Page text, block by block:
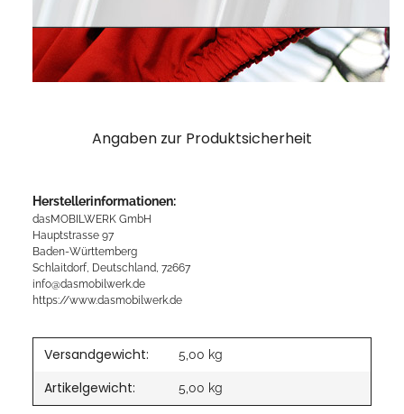
Angaben zur Produktsicherheit
Herstellerinformationen:
dasMOBILWERK GmbH
Hauptstrasse 97
Baden-Württemberg
Schlaitdorf, Deutschland, 72667
info@dasmobilwerk.de
https://www.dasmobilwerk.de
Versandgewicht: 5,00 kg
Artikelgewicht: 5,00 kg